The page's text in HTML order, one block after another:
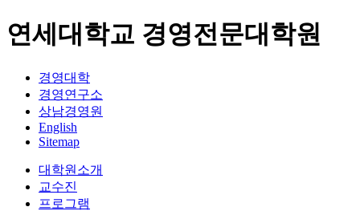
연세대학교 경영전문대학원
경영대학
경영연구소
상남경영원
English
Sitemap
대학원소개
교수진
프로그램